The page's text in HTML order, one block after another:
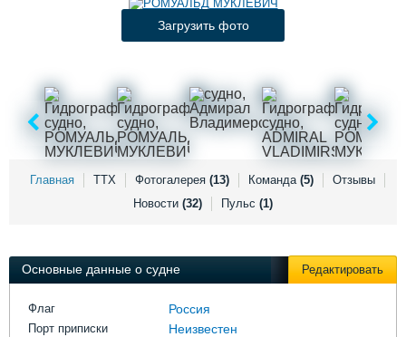
Реклама
Материалы
Услуги
Конференции
Личности
Форум
Отзывы
Загрузить фото
Главная ТТХ Фотогалерея (13) Команда (5)
Отзывы
Новости (32) Пульс (1)
Основные данные о судне Редактировать
Флаг Россия
Порт приписки Неизвестен